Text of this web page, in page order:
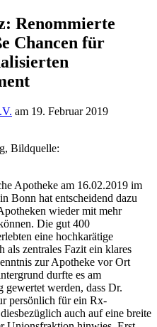
Renommierte
Chancen für
am 19. Februar 2019
Bildquelle:
Apotheke am 16.02.2019 im
Bonn hat entscheidend dazu
wieder mit mehr
Die gut 400
eine hochkarätige
als zentrales Fazit ein klares
zur Apotheke vor Ort
durfte es am
gewertet werden, dass Dr.
persönlich für ein Rx-
auch auf eine breite